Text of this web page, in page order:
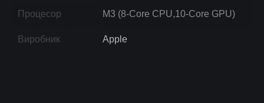
Процесор M3 (8-Core CPU,10-Core GPU)
Виробник Apple